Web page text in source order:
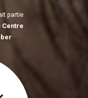
partie
Centre